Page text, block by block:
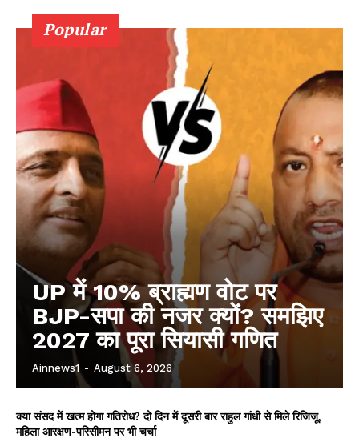
Popular
UP में 10% ब्राह्मण वोट पर
BJP-सपा की नजर क्यों? समझिए
2027 का पूरा सियासी गणित
Ainnews1 - August 6, 2026
क्या संसद में खत्म होगा गतिरोध? दो दिन में दूसरी बार राहुल गांधी से मिले रिजिजू,
महिला आरक्षण-परिसीमन पर भी चर्चा